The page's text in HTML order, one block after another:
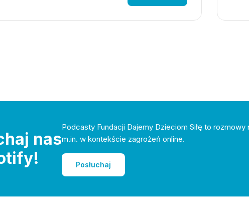
nas
Podcasty Fundacji Dajemy Dzieciom Siłę to
m.in. w kontekście zagrożeń online.
Posłuchaj